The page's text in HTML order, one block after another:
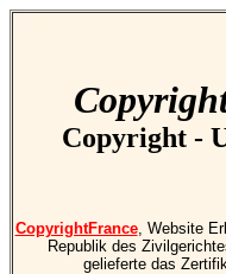
Copyright -
CopyrightFrance, Website
Republik des
gelieferte das